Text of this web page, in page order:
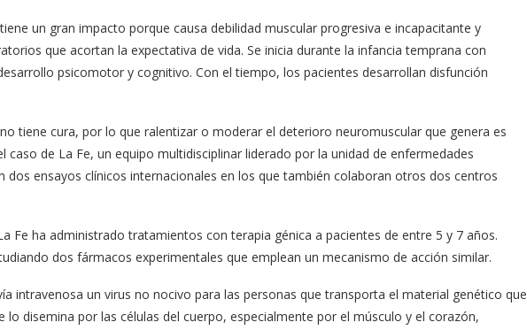
un gran impacto porque causa debilidad muscular progresiva e incapacitante y
que acortan la expectativa de vida. Se inicia durante la infancia temprana con
psicomotor y cognitivo. Con el tiempo, los pacientes desarrollan disfunción
tiene cura, por lo que ralentizar o moderar el deterioro neuromuscular que genera es
caso de La Fe, un equipo multidisciplinar liderado por la unidad de enfermedades
dos ensayos clínicos internacionales en los que también colaboran otros dos centros
Fe ha administrado tratamientos con terapia génica a pacientes de entre 5 y 7 años.
dos fármacos experimentales que emplean un mecanismo de acción similar.
intravenosa un virus no nocivo para las personas que transporta el material genético que
lo disemina por las células del cuerpo, especialmente por el músculo y el corazón,